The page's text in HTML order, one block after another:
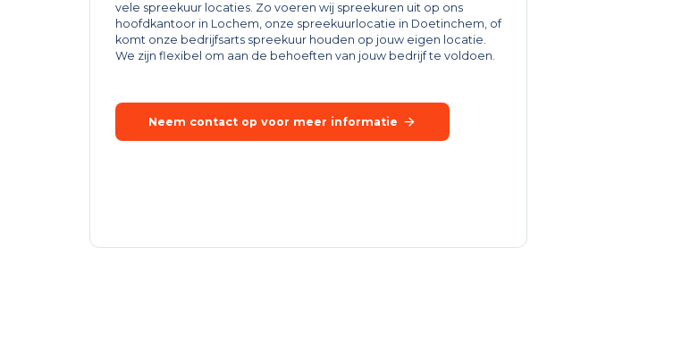
vele spreekuur locaties. Zo voeren wij spreekuren uit op ons
hoofdkantoor in Lochem, onze spreekuurlocatie in Doetinchem, of
komt onze bedrijfsarts spreekuur houden op jouw eigen locatie.
We zijn flexibel om aan de behoeften van jouw bedrijf te voldoen.
Neem contact op voor meer informatie